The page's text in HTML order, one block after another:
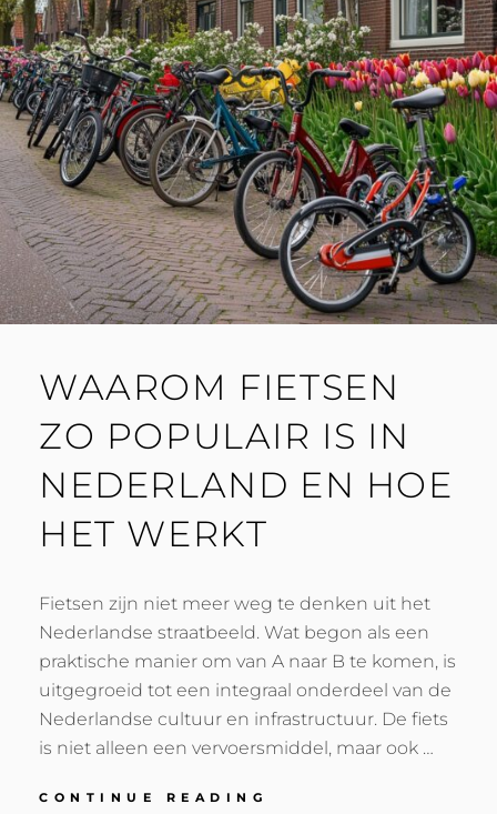
WAAROM FIETSEN
ZO POPULAIR IS IN
NEDERLAND EN HOE
HET WERKT
Fietsen zijn niet meer weg te denken uit het
Nederlandse straatbeeld. Wat begon als een
praktische manier om van A naar B te komen, is
uitgegroeid tot een integraal onderdeel van de
Nederlandse cultuur en infrastructuur. De fiets
is niet alleen een vervoersmiddel, maar ook …
CONTINUE READING